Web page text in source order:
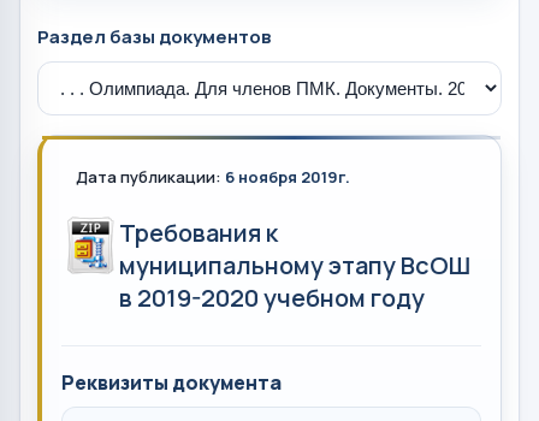
Раздел базы документов
Дата публикации: 6 ноября 2019г.
Требования к
муниципальному этапу ВсОШ
в 2019-2020 учебном году
Реквизиты документа